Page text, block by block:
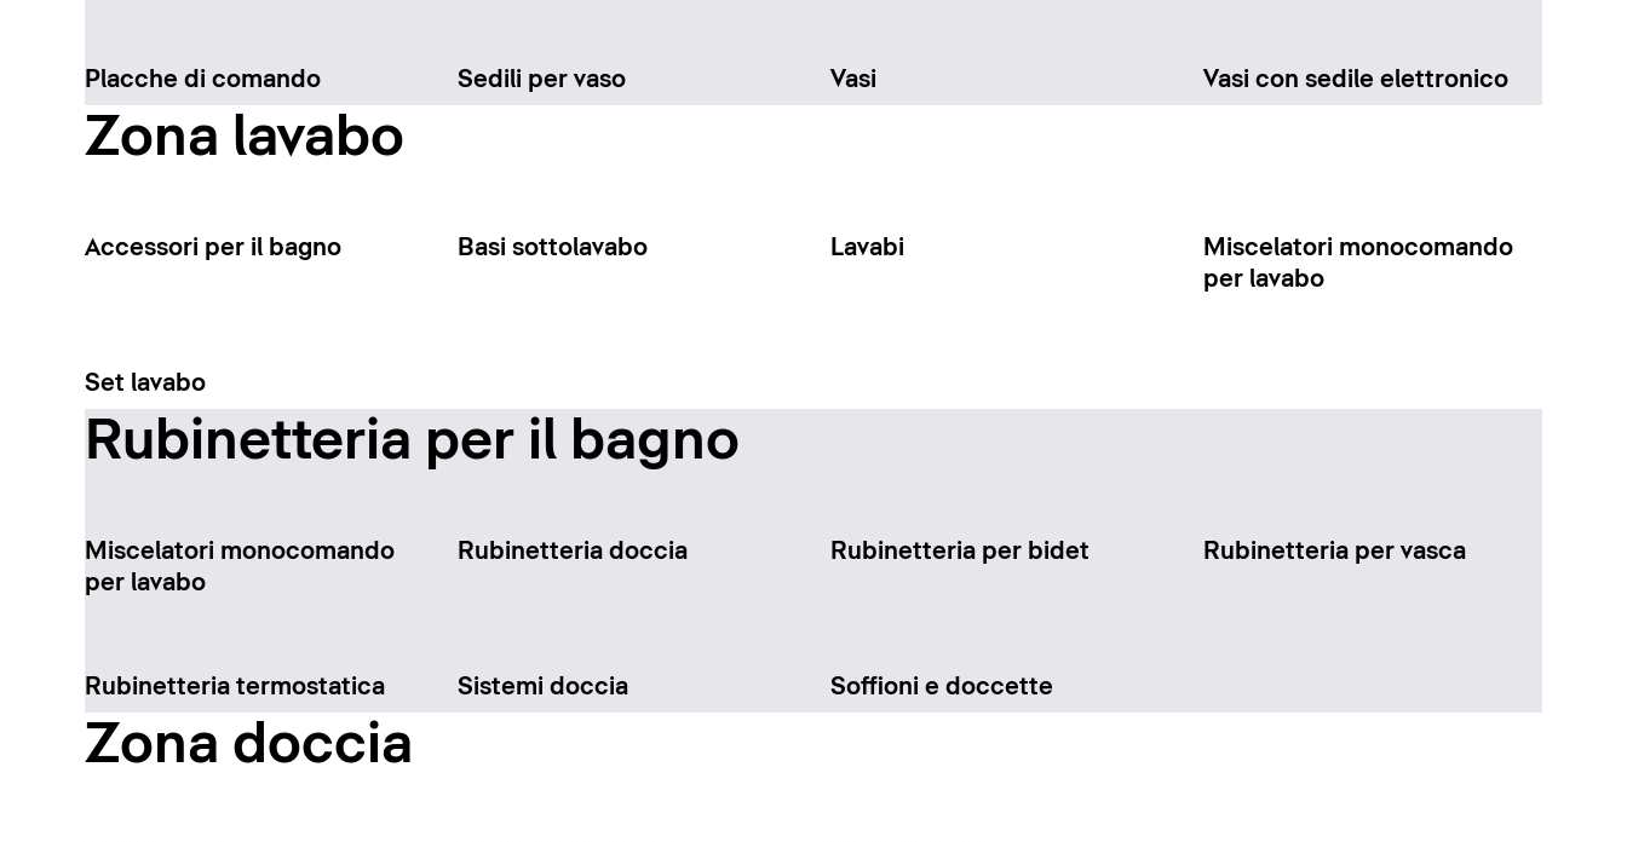
Placche di comando Sedili per vaso Vasi Vasi con sedile elettronico
Zona lavabo
Accessori per il bagno Basi sottolavabo Lavabi
Miscelatori monocomando
per lavabo
Set lavabo
Rubinetteria per il bagno
Miscelatori monocomando
per lavabo
Rubinetteria doccia Rubinetteria per bidet Rubinetteria per vasca
Rubinetteria termostatica Sistemi doccia Soffioni e doccette
Zona doccia